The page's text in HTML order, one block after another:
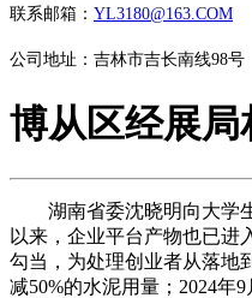
联系邮箱： YL3180@163.COM
公司地址：吉林市吉长南线98号
博从区经展
湖南省委沈晓明向大学生
以来，企业平台产物也已进
勾当，为处理创业者从落地
减50%的水泥用量；2024